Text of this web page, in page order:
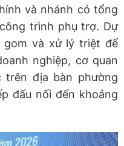
và nhánh có tổng
trình phụ trợ. Dự
gom và xử lý triệt để
nghiệp, cơ quan
trên địa bàn phường
đấu nối đến khoảng